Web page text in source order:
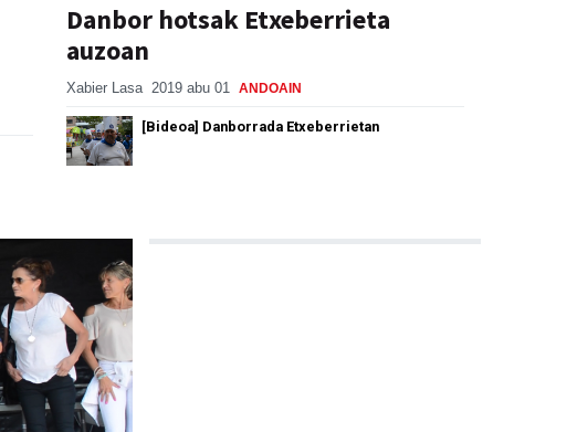
Danbor hotsak Etxeberrieta
auzoan
Xabier Lasa 2019 abu 01 ANDOAIN
[Bideoa] Danborrada Etxeberrietan